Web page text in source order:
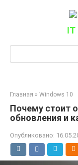
IT
Главная » Windows 10
Почему стоит
обновления и
Опубликовано: